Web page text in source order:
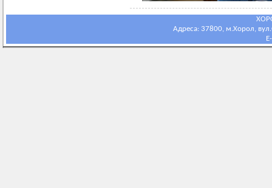
Адреса: 37800, м.Хорол,